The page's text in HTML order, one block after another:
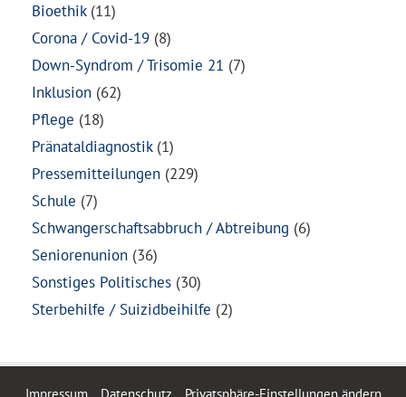
Bioethik(11)
Corona / Covid-19 (8)
Down-Syndrom / Trisomie 21 (7)
Inklusion (62)
Pflege (18)
Pränataldiagnostik(1)
Pressemitteilungen (229)
Schule (7)
Schwangerschaftsabbruch / Abtreibung (6)
Seniorenunion (36)
Sonstiges Politisches (30)
Sterbehilfe / Suizidbeihilfe (2)